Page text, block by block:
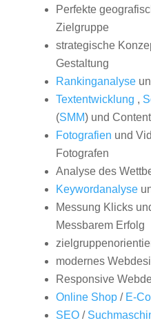
Perfekte
Zielgruppe
strategische
Gestaltung
Rankinganalyse
Textentwicklung ,
(SMM) und
Fotografien und
Fotografen
Analyse des
Keywordanalyse
Messung Klicks
Messbarem Erfolg
modernes
Responsive
Online Shop/ E-
SEO/